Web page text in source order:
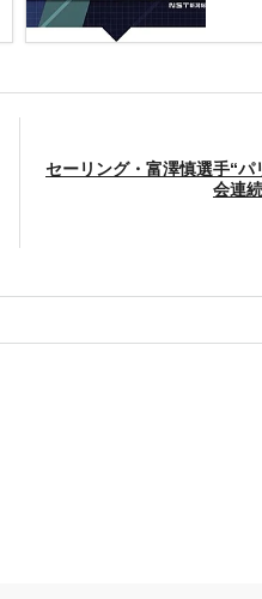
セーリング・富澤慎選手“
会連